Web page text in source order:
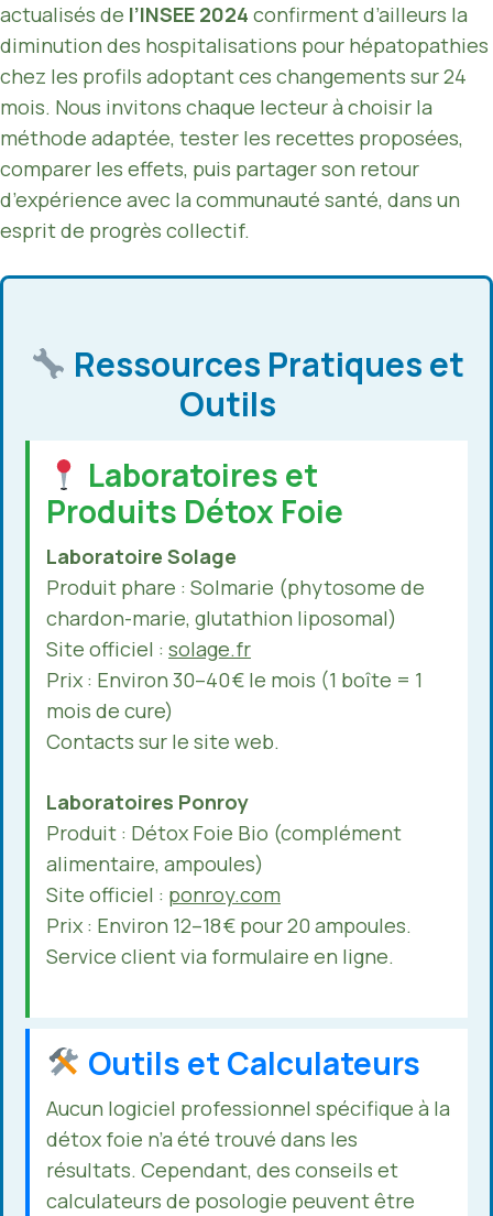
actualisés de l’INSEE 2024 confirment d’ailleurs la
diminution des hospitalisations pour hépatopathies
chez les profils adoptant ces changements sur 24
mois. Nous invitons chaque lecteur à choisir la
méthode adaptée, tester les recettes proposées,
comparer les effets, puis partager son retour
d’expérience avec la communauté santé, dans un
esprit de progrès collectif.
Ressources Pratiques et
Outils
Laboratoires et
Produits Détox Foie
Laboratoire Solage
Produit phare : Solmarie (phytosome de
chardon-marie, glutathion liposomal)
Site officiel : solage.fr
Prix : Environ 30–40 € le mois (1 boîte = 1
mois de cure)
Contacts sur le site web.
Laboratoires Ponroy
Produit : Détox Foie Bio (complément
alimentaire, ampoules)
Site officiel : ponroy.com
Prix : Environ 12–18 € pour 20 ampoules.
Service client via formulaire en ligne.
Outils et Calculateurs
Aucun logiciel professionnel spécifique à la
détox foie n’a été trouvé dans les
résultats. Cependant, des conseils et
calculateurs de posologie peuvent être